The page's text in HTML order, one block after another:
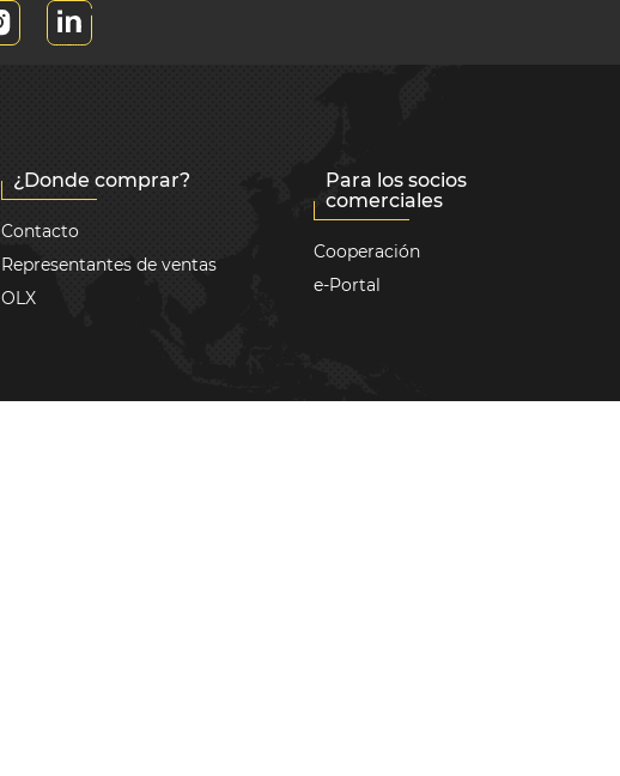
¿Donde comprar?
Contacto
Representantes de ventas
OLX
Para los socios
comerciales
Cooperación
e-Portal